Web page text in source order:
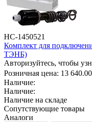
НС-1450521
Комплект для
ТЭНБ)
Авторизуйтесь, чтобы
Розничная цена: 13
Наличие:
Наличие:
Наличие на складе
Сопутствующие товары
Аналоги